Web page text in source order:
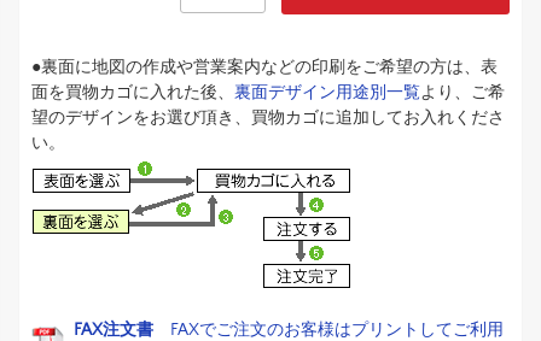
●裏面に地図の作成や営業案内などの印刷をご希望の方は、表
面を買物カゴに入れた後、 裏面デザイン用途別一覧より、ご希
望のデザインをお選び頂き、買物カゴに追加してお入れくださ
い。
FAX注文書 FAXでご注文のお客様はプリントしてご利用